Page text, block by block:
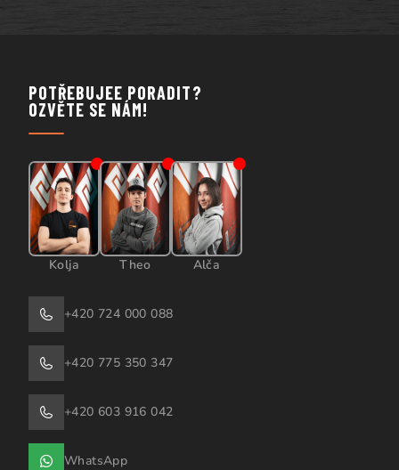
POTŘEBUJEE PORADIT?
OZVĚTE SE NÁM!
Kolja Theo Alča
+420 724 000 088
+420 775 350 347
+420 603 916 042
WhatsApp